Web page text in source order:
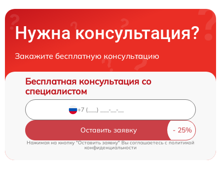
Нужна консультация?
Закажите бесплатную консультацию
Бесплатная консультация со
специалистом
Оставить заявку
Нажимая на кнопку "Оставить заявку" Вы соглашаетесь cполитикой
конфиденциальности